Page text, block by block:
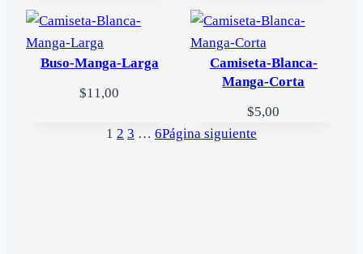
Buso-Manga-Larga
$11,00
Camiseta-Blanca-
Manga-Corta
$5,00
1 2 3 … 6Página siguiente